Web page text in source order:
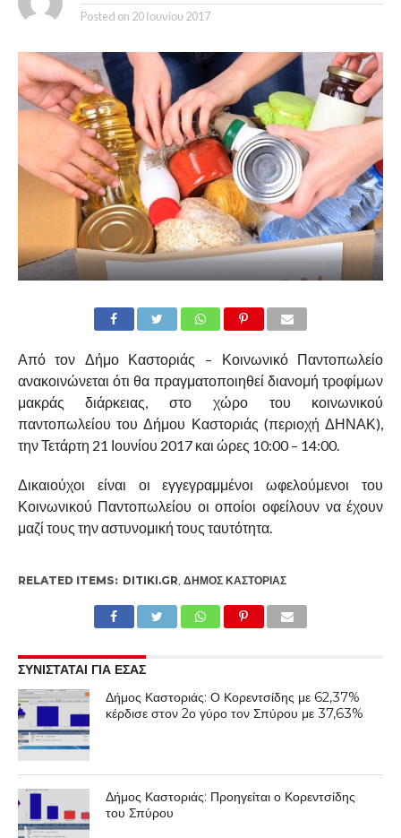
Posted on 20 Ιουνίου 2017
Από τον Δήμο Καστοριάς – Κοινωνικό Παντοπωλείο
ανακοινώνεται ότι θα πραγματοποιηθεί διανομή τροφίμων
μακράς διάρκειας, στο χώρο του κοινωνικού
παντοπωλείου του Δήμου Καστοριάς (περιοχή ΔΗΝΑΚ),
την Τετάρτη 21 Ιουνίου 2017 και ώρες 10:00 – 14:00.
Δικαιούχοι είναι οιεγγεγραμμένοι ωφελούμενοι του
Κοινωνικού Παντοπωλείου οι οποίοι οφείλουν να έχουν
μαζί τους την αστυνομική τους ταυτότητα.
RELATED ITEMS: DITIKI.GR, ΔΉΜΟΣ ΚΑΣΤΟΡΙΆΣ
ΣΥΝΙΣΤΑΤΑΙ ΓΙΑ ΕΣΑΣ
Δήμος Καστοριάς: Ο Κορεντσίδης με 62,37%
κέρδισε στον 2ο γύρο τον Σπύρου με 37,63%
Δήμος Καστοριάς: Προηγείται ο Κορεντσίδης
του Σπύρου